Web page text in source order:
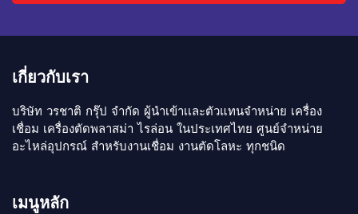
เกี่ยวกับเรา
บริษัท วรชาติ กรุ๊ป จำกัด ผู้นำเข้าเเละตัวแทนจำหน่าย เครื่อง
เชื่อม เครื่องตัดพลาสม่า ไรล่อน ในประเทศไทย ศูนย์จำหน่าย
อะไหล่อุปกรณ์ สำหรับงานเชื่อม งานตัดโลหะ ทุกชนิด
เมนูหลัก